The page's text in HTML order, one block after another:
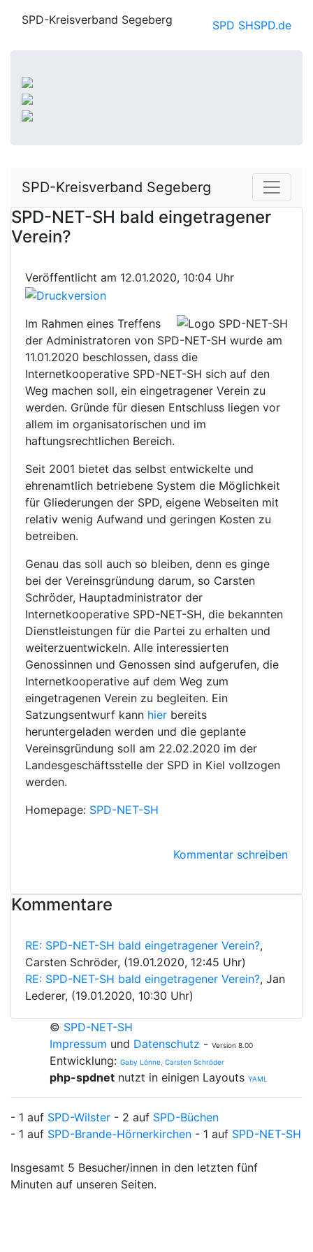
SPD-Kreisverband Segeberg SPD SHSPD.de
SPD-Kreisverband Segeberg
SPD-NET-SH bald eingetragener
Verein?
Veröffentlicht am 12.01.2020, 10:04 Uhr
Im Rahmen eines Treffens
der Administratoren von SPD-NET-SH wurde am
11.01.2020 beschlossen, dass die
Internetkooperative SPD-NET-SH sich auf den
Weg machen soll, ein eingetragener Verein zu
werden. Gründe für diesen Entschluss liegen vor
allem im organisatorischen und im
haftungsrechtlichen Bereich.
Seit 2001 bietet das selbst entwickelte und
ehrenamtlich betriebene System die Möglichkeit
für Gliederungen der SPD, eigene Webseiten mit
relativ wenig Aufwand und geringen Kosten zu
betreiben.
Genau das soll auch so bleiben, denn es ginge
bei der Vereinsgründung darum, so Carsten
Schröder, Hauptadministrator der
Internetkooperative SPD-NET-SH, die bekannten
Dienstleistungen für die Partei zu erhalten und
weiterzuentwickeln. Alle interessierten
Genossinnen und Genossen sind aufgerufen, die
Internetkooperative auf dem Weg zum
eingetragenen Verein zu begleiten. Ein
Satzungsentwurf kann hier bereits
heruntergeladen werden und die geplante
Vereinsgründung soll am 22.02.2020 im der
Landesgeschäftsstelle der SPD in Kiel vollzogen
werden.
Homepage: SPD-NET-SH
Kommentar schreiben
Kommentare
RE: SPD-NET-SH bald eingetragener Verein?,
Carsten Schröder, (19.01.2020, 12:45 Uhr)
RE: SPD-NET-SH bald eingetragener Verein?, Jan
Lederer, (19.01.2020, 10:30 Uhr)
© SPD-NET-SH
Impressum und Datenschutz - Version 8.00
Entwicklung: Gaby Lönne, Carsten Schröder
php-spdnet nutzt in einigen Layouts YAML
- 1 auf SPD-Wilster - 2 auf SPD-Büchen
- 1 auf SPD-Brande-Hörnerkirchen - 1 auf SPD-NET-SH
Insgesamt 5 Besucher/innen in den letzten fünf
Minuten auf unseren Seiten.